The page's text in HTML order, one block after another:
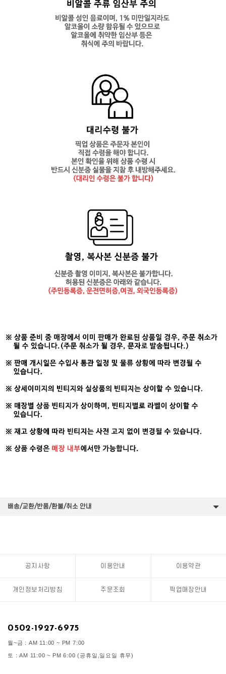
배송/교환/반품/환불/취소 안내
공지사항 이용안내 이용약관
개인정보처리방침 주문조회 픽업매장안내
0502-1927-6975
월~금 : AM 11:00 ~ PM 7:00
토 : AM 11:00 ~ PM 6:00 (공휴일,일요일 휴무)